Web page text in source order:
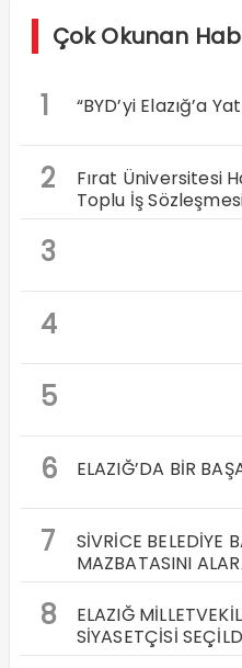
Çok Okunan
1 “BYD’yi Elazığ’a
2
Fırat Üniversitesi
Toplu İş
3
4
5
6
ELAZIĞ’DA BİR
7
SİVRİCE BELEDİYE
MAZBATASINI
8
ELAZIĞ
SİYASETÇİSİ